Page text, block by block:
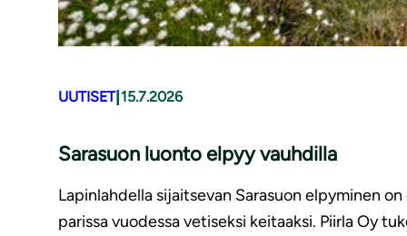
UUTISET| 15.7.2026
Sarasuon luonto elpyy vauhdilla
Lapinlahdella sijaitsevan Sarasuon elpyminen
parissa vuodessa vetiseksi keitaaksi. Piirla Oy